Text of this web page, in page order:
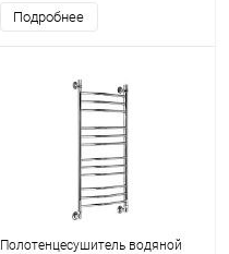
Подробнее
Полотенцесушитель водяной